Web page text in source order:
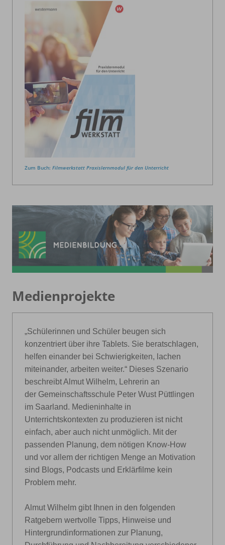
Zum Buch: Filmwerkstatt Praxislernmodul für den Unterricht
Medienprojekte
„Schülerinnen und Schüler beugen sich
konzentriert über ihre Tablets. Sie beratschlagen,
helfen einander bei Schwierigkeiten, lachen
miteinander, arbeiten weiter.“ Dieses Szenario
beschreibt Almut Wilhelm, Lehrerin an
der Gemeinschaftsschule Peter Wust Püttlingen
im Saarland. Medieninhalte in
Unterrichtskontexten zu produzieren ist nicht
einfach, aber auch nicht unmöglich. Mit der
passenden Planung, dem nötigen Know-How
und vor allem der richtigen Menge an Motivation
sind Blogs, Podcasts und Erklärfilme kein
Problem mehr.
Almut Wilhelm gibt Ihnen in den folgenden
Ratgebern wertvolle Tipps, Hinweise und
Hintergrundinformationen zur Planung,